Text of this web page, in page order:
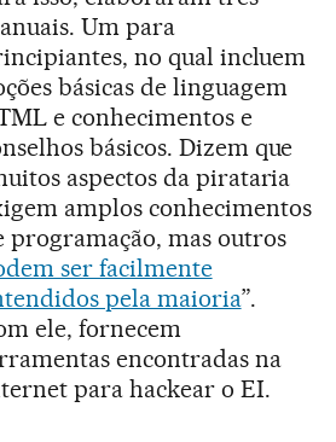
Um para
no qual incluem
básicas de linguagem
e conhecimentos e
básicos. Dizem que
aspectos da pirataria
amplos conhecimentos
programação, mas outros
ser facilmente
pela maioria”.
ele, fornecem
encontradas na
para hackear o EI.